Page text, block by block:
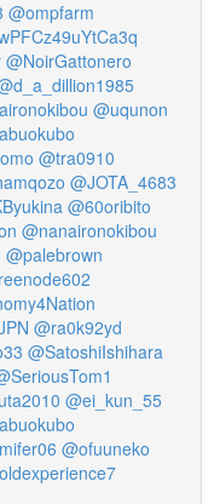
@ompfarm
@NoirGattonero
@uqunon
@tra0910
@JOTA_4683
@60oribito
@nanaironokibou
@palebrown
@ra0k92yd
@SatoshiIshihara
@ei_kun_55
@ofuuneko